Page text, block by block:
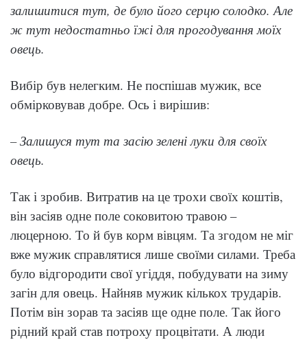
залишитися тут, де було його серцю солодко. Але
ж тут недостатньо їжі для прогодування моїх
овець.
Вибір був нелегким. Не поспішав мужик, все
обмірковував добре. Ось і вирішив:
– Залишуся тут та засію зелені луки для своїх
овець.
Так і зробив. Витратив на це трохи своїх коштів,
він засіяв одне поле соковитою травою –
люцерною. То й був корм вівцям. Та згодом не міг
вже мужик справлятися лише своїми силами. Треба
було відгородити свої угіддя, побудувати на зиму
загін для овець. Найняв мужик кількох трударів.
Потім він зорав та засіяв ще одне поле. Так його
рідний край став потроху процвітати. А люди